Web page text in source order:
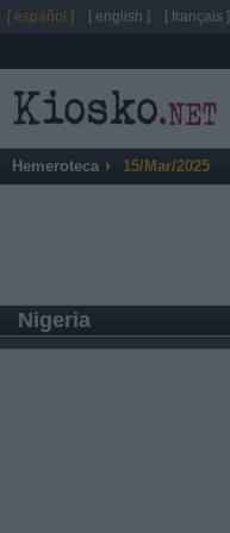
Hemeroteca 15/Mar/2025
Nigeria
[ español ] [ english ] [ français ]